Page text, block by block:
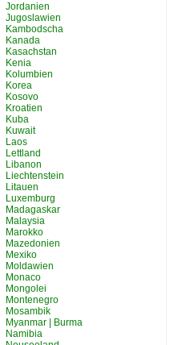
Jordanien
Jugoslawien
Kambodscha
Kanada
Kasachstan
Kenia
Kolumbien
Korea
Kosovo
Kroatien
Kuba
Kuwait
Laos
Lettland
Libanon
Liechtenstein
Litauen
Luxemburg
Madagaskar
Malaysia
Marokko
Mazedonien
Mexiko
Moldawien
Monaco
Mongolei
Montenegro
Mosambik
Myanmar | Burma
Namibia